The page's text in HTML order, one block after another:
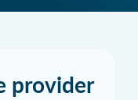
provider